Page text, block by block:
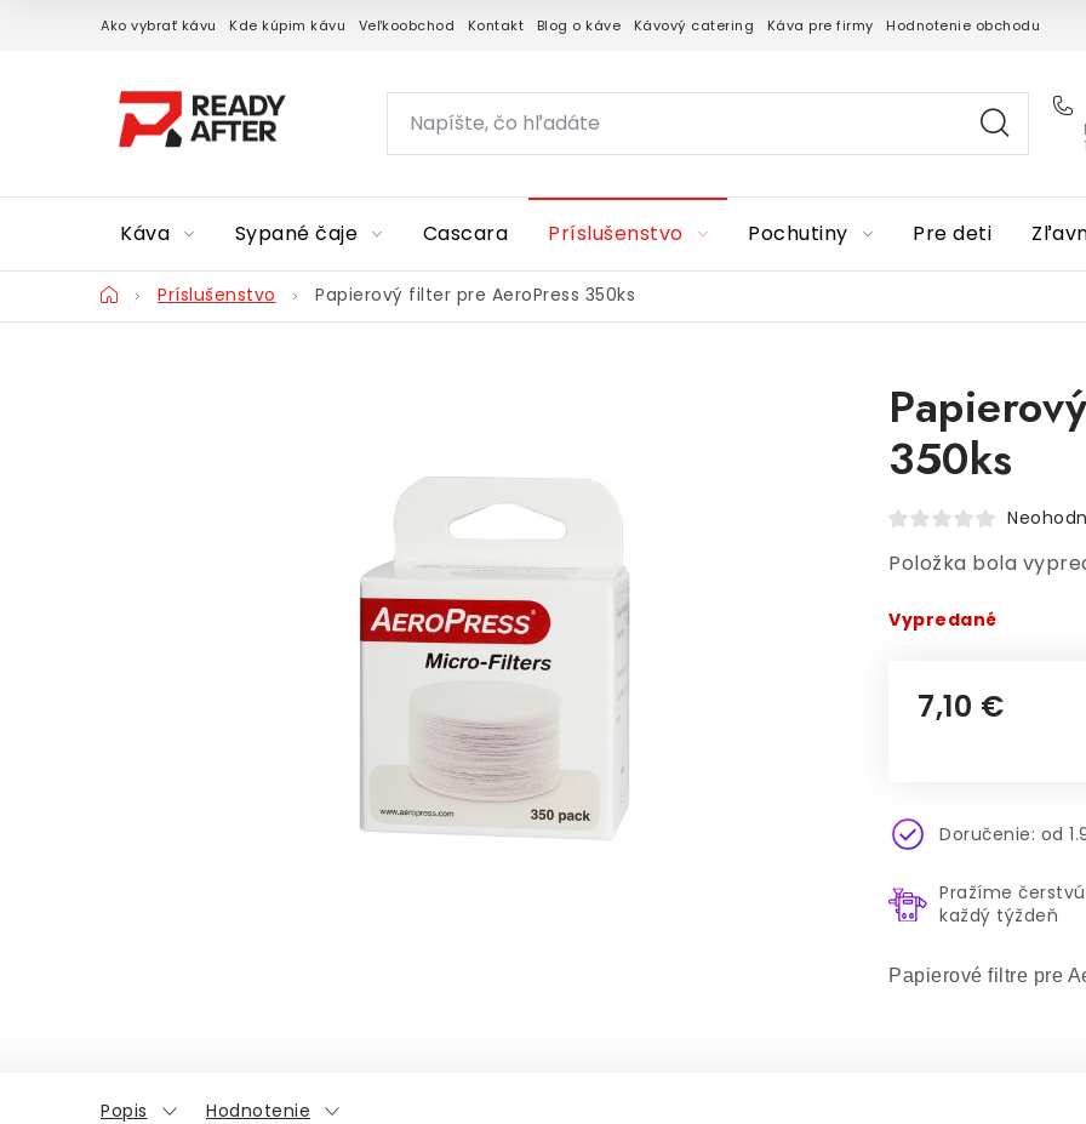
Ako vybrať kávu Kde kúpim kávu Veľkoobchod Kontakt Blog o káve Kávový catering Káva pre firmy Hodnotenie obchodu
Káva Sypané čaje Cascara Príslušenstvo Pochutiny Pre deti
DomovPríslušenstvo Papierový filter pre AeroPress 350ks
350ks
Papierové filtre pre
Položka bola
Vypredané
7,10 €
Doručenie: od
Pražíme
každý týždeň
Popis Hodnotenie